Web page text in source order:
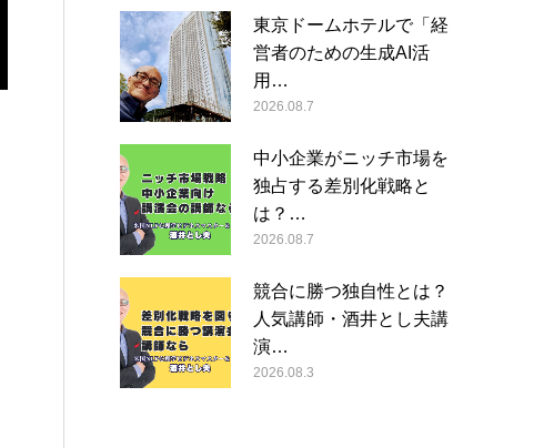
東京ドームホテルで「経
営者のための生成AI活
用…
2026.08.7
中小企業がニッチ市場を
独占する差別化戦略と
は？…
2026.08.7
競合に勝つ独自性とは？
人気講師・酒井とし夫講
演…
2026.08.3